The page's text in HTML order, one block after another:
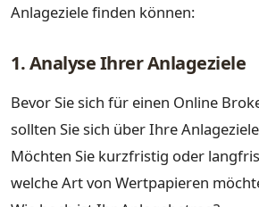
Anlageziele finden können:
1. Analyse Ihrer Anlageziele
Bevor Sie sich für einen Online
sollten Sie sich über Ihre
Möchten Sie kurzfristig oder
welche Art von Wertpapieren